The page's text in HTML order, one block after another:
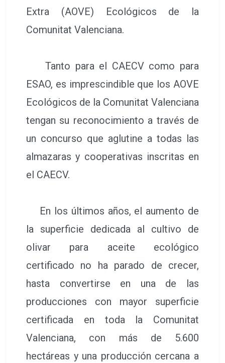
Extra (AOVE) Ecológicos de la
Comunitat Valenciana.
Tanto para el CAECV como para
ESAO, es imprescindible que los AOVE
Ecológicos de la Comunitat Valenciana
tengan su reconocimiento a través de
un concurso que aglutine a todas las
almazaras y cooperativas inscritas en
el CAECV.
En los últimos años, el aumento de
la superficie dedicada al cultivo de
olivar para aceite ecológico
certificado no ha parado de crecer,
hasta convertirse en una de las
producciones con mayor superficie
certificada en toda la Comunitat
Valenciana, con más de 5.600
hectáreas y una producción cercana a